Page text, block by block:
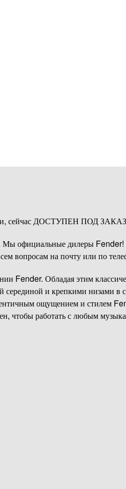
сейчас ДОСТУПЕН ПОД
официальные дилеры Fender!
вопросам на почту или по
Fender. Обладая этим
и крепкими низами в
ощущением и стилем
чтобы работать с любым